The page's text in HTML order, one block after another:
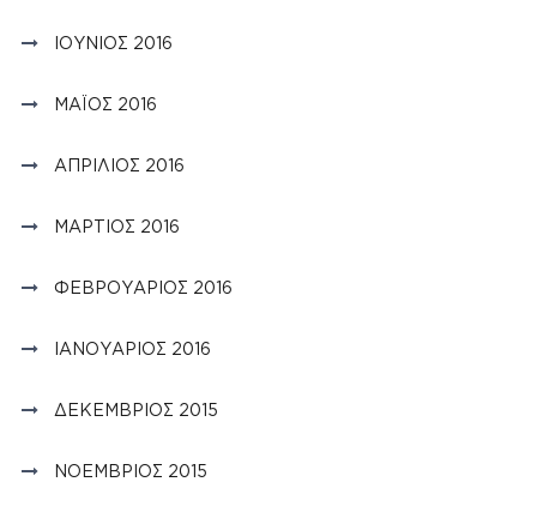
ΙΟΎΝΙΟΣ 2016
ΜΆΙΟΣ 2016
ΑΠΡΊΛΙΟΣ 2016
ΜΆΡΤΙΟΣ 2016
ΦΕΒΡΟΥΆΡΙΟΣ 2016
ΙΑΝΟΥΆΡΙΟΣ 2016
ΔΕΚΈΜΒΡΙΟΣ 2015
ΝΟΈΜΒΡΙΟΣ 2015